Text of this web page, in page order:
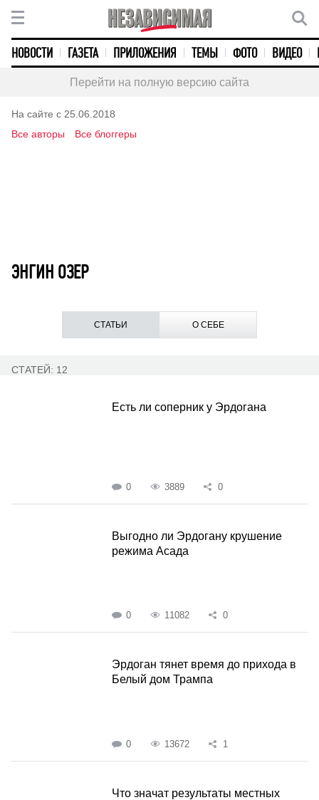
НОВОСТИ ГАЗЕТА ПРИЛОЖЕНИЯ ТЕМЫ ФОТО ВИДЕО
Перейти на полную версию сайта
На сайте с 25.06.2018
Все авторы
Все блоггеры
ЭНГИН ОЗЕР
СТАТЬИ О СЕБЕ
СТАТЕЙ: 12
Есть ли соперник у Эрдогана
0 3889 0
Выгодно ли Эрдогану крушение
режима Асада
0 11082 0
Эрдоган тянет время до прихода в
Белый дом Трампа
0 13672 1
Что значат результаты местных